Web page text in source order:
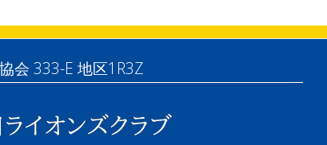
会 333-E 地区1R3Z